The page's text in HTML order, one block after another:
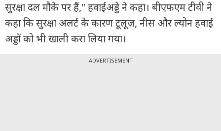
ट्रेंडिंग
बिजनेस
न्यूज
सुरक्षा दल मौके पर हैं," हवाईअड्डे ने कहा। बीएफएम टीवी ने
कहा कि सुरक्षा अलर्ट के कारण टूलूज़, नीस और ल्योन हवाई
अड्डों को भी खाली करा लिया गया।
ADVERTISEMENT